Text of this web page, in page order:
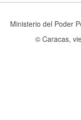
Ministerio del Poder
© Caracas,